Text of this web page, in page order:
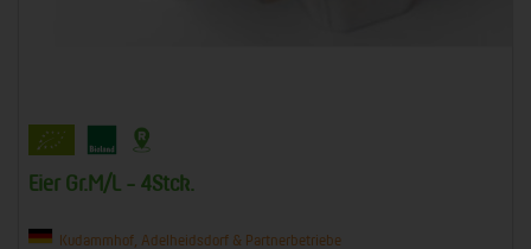
Eier Gr.M/L - 4Stck.
Kudammhof, Adelheidsdorf & Partnerbetriebe